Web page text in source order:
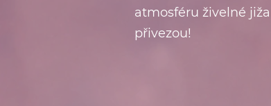
atmosféru živelné
přivezou!